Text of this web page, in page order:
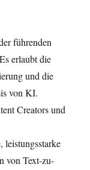
führenden
erlaubt die
und die
von KI.
Creators und
leistungsstarke
von Text-zu-